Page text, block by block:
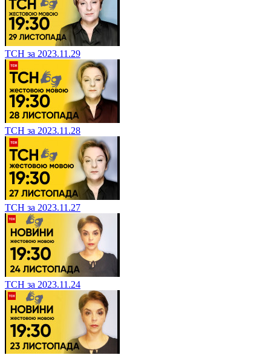
ТСН за 2023.11.29
ТСН за 2023.11.28
ТСН за 2023.11.27
ТСН за 2023.11.24